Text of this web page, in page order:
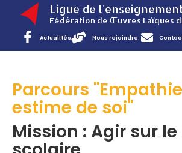
Ligue de
Fédération de Œuvres Laïques
Actualités Nous rejoindre
Parcours
estime de soi"
Mission : Agir sur